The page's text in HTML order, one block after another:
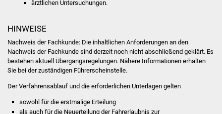
Hallenbad
Stadtbücherei
Stadtarchiv
Zehntscheuer
ärztlichen Untersuchungen.
HINWEISE
Nachweis der Fachkunde: Die inhaltlichen Anforderungen an den
Nachweis der Fachkunde sind derzeit noch nicht abschließend geklärt. Es
bestehen aktuell Übergangsregelungen. Nähere Informationen erhalten
Sie bei der zuständigen Führerscheinstelle.
Der Verfahrensablauf und die erforderlichen Unterlagen gelten
sowohl für die erstmalige Erteilung
als auch für die Neuerteilung der Fahrerlaubnis zur